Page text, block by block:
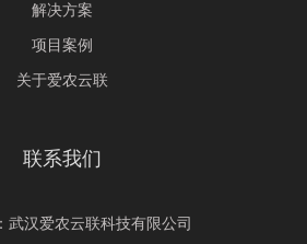
解决方案
项目案例
关于爱农云联
联系我们
武汉爱农云联科技有限公司